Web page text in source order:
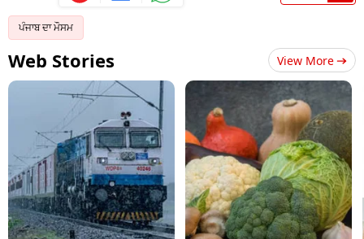
ਪੰਜਾਬ ਦਾ ਮੌਸਮ
Web Stories View More